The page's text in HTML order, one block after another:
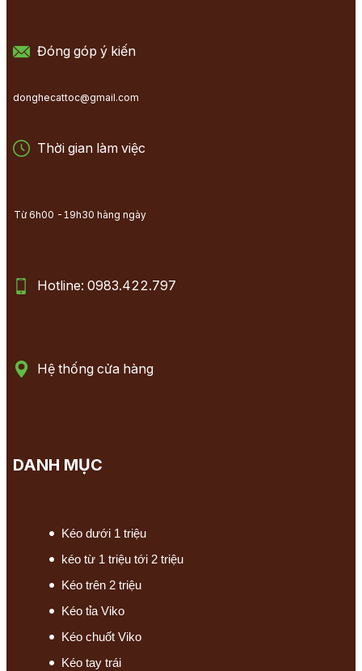
Đóng góp ý kiến
donghecattoc@gmail.com
Thời gian làm việc
Từ 6h00 -19h30 hàng ngày
Hotline: 0983.422.797
Hệ thống cửa hàng
DANH MỤC
Kéo dưới 1 triệu
kéo từ 1 triệu tới 2 triệu
Kéo trên 2 triệu
Kéo tỉa Viko
Kéo chuốt Viko
Kéo tay trái